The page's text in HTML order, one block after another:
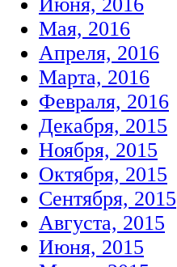
Мая, 2016
Апреля, 2016
Марта, 2016
Февраля, 2016
Декабря, 2015
Ноября, 2015
Октября, 2015
Сентября, 2015
Августа, 2015
Июня, 2015